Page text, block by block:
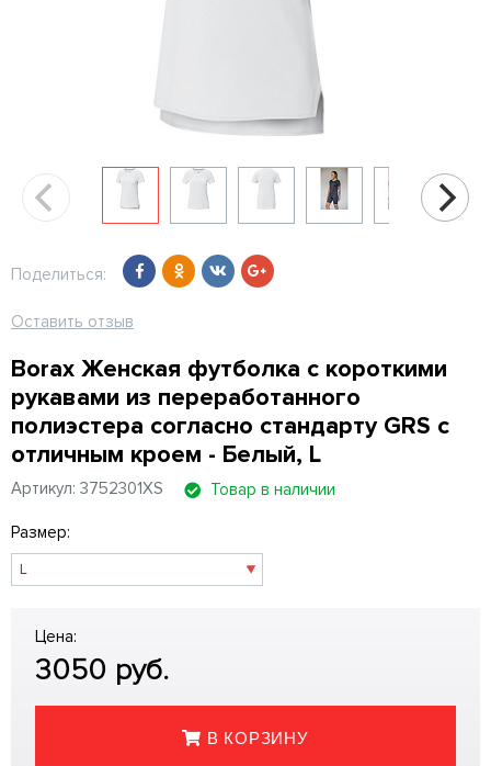
Поделиться:
Оставить отзыв
Borax Женская футболка с короткими
рукавами из переработанного
полиэстера согласно стандарту GRS с
отличным кроем - Белый, L
Артикул: 3752301XS Товар в наличии
Размер:
Цена:
3050 руб.
В КОРЗИНУ